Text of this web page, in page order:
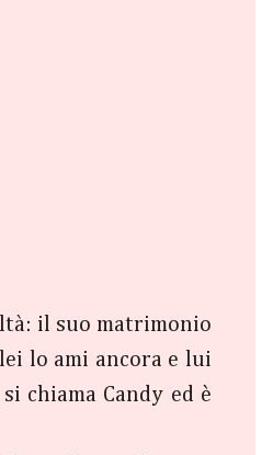
il suo matrimonio
lo ami ancora e lui
chiama Candy ed è